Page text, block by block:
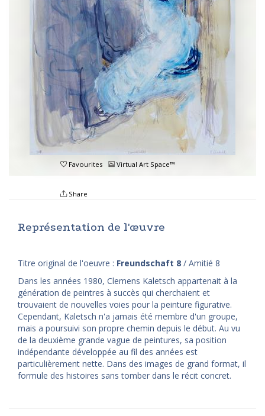
Favourites Virtual Art Space™
Share
Représentation de l'œuvre
Titre original de l'oeuvre : Freundschaft 8 / Amitié 8
Dans les années 1980, Clemens Kaletsch appartenait à la
génération de peintres à succès qui cherchaient et
trouvaient de nouvelles voies pour la peinture figurative.
Cependant, Kaletsch n'a jamais été membre d'un groupe,
mais a poursuivi son propre chemin depuis le début. Au vu
de la deuxième grande vague de peintures, sa position
indépendante développée au fil des années est
particulièrement nette. Dans des images de grand format, il
formule des histoires sans tomber dans le récit concret.